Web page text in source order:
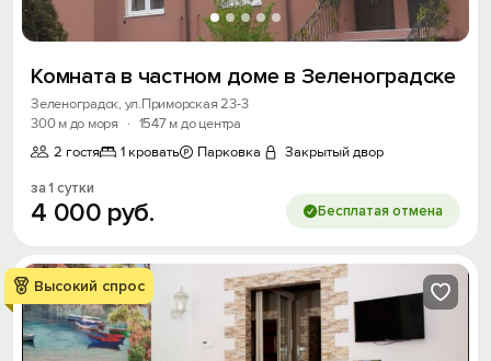
Комната в частном доме в Зеленоградске
Зеленоградск, ул.Приморская 23-3
300 м до моря
· 1547 м до центра
2 гостя
1 кровать Парковка Закрытый двор
за 1 сутки
4 000 руб. Бесплатая отмена
Высокий спрос